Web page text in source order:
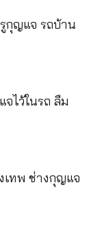
กุญแจ รถบ้าน
ไว้ในรถ ลืม
ทพ ช่างกุญแจ